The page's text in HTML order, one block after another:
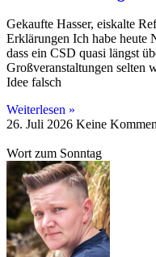
Gekaufte Hasser, eiskalte
Erklärungen Ich habe heute
dass ein CSD quasi längst
Großveranstaltungen
Idee falsch
Weiterlesen »
26. Juli 2026 Keine
Wort zum Sonntag